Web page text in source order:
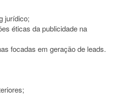
jurídico;
éticas da publicidade na
focadas em geração de leads.